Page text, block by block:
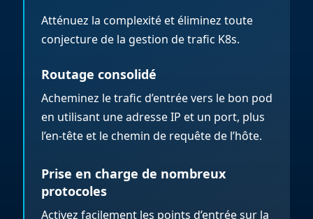
Atténuez la complexité et éliminez toute
conjecture de la gestion de trafic K8s.
Routage consolidé
Acheminez le trafic d’entrée vers le bon pod
en utilisant une adresse IP et un port, plus
l’en-tête et le chemin de requête de l’hôte.
Prise en charge de nombreux
protocoles
Activez facilement les points d’entrée sur la